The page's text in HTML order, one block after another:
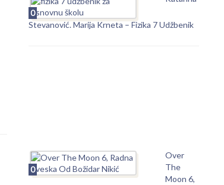
0
Stevanović. Marija Krneta – Fizika 7 Udžbenik
0
Over
The
Moon 6,